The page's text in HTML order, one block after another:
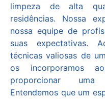
limpeza de alta
residências. Nossa
nossa equipe de
suas expectativas.
técnicas valiosas de
os incorporamos
proporcionar uma
Entendemos que um